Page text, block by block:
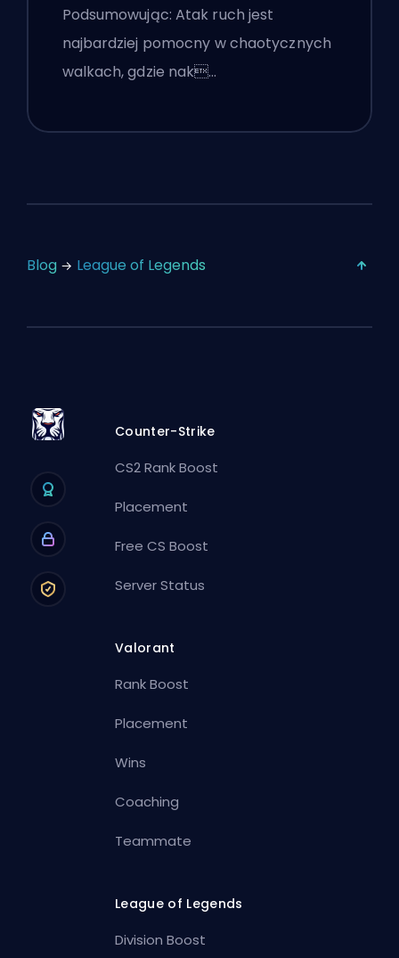
Podsumowując: Atak ruch jest
najbardziej pomocny w chaotycznych
walkach, gdzie nak…
Blog League of Legends
Counter-Strike
CS2 Rank Boost
Placement
Free CS Boost
Server Status
Valorant
Rank Boost
Placement
Wins
Coaching
Teammate
League of Legends
Division Boost